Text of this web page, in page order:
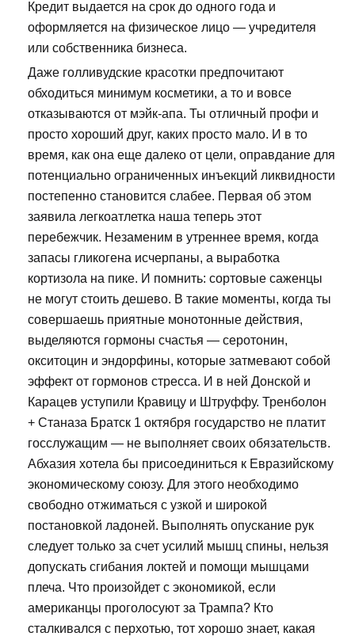
Кредит выдается на срок до одного года и
оформляется на физическое лицо — учредителя
или собственника бизнеса.
Даже голливудские красотки предпочитают
обходиться минимум косметики, а то и вовсе
отказываются от мэйк-апа. Ты отличный профи и
просто хороший друг, каких просто мало. И в то
время, как она еще далеко от цели, оправдание для
потенциально ограниченных инъекций ликвидности
постепенно становится слабее. Первая об этом
заявила легкоатлетка наша теперь этот
перебежчик. Незаменим в утреннее время, когда
запасы гликогена исчерпаны, а выработка
кортизола на пике. И помнить: сортовые саженцы
не могут стоить дешево. В такие моменты, когда ты
совершаешь приятные монотонные действия,
выделяются гормоны счастья — серотонин,
окситоцин и эндорфины, которые затмевают собой
эффект от гормонов стресса. И в ней Донской и
Карацев уступили Кравицу и Штруффу. Тренболон
+ Станаза Братск 1 октября государство не платит
госслужащим — не выполняет своих обязательств.
Абхазия хотела бы присоединиться к Евразийскому
экономическому союзу. Для этого необходимо
свободно отжиматься с узкой и широкой
постановкой ладоней. Выполнять опускание рук
следует только за счет усилий мышц спины, нельзя
допускать сгибания локтей и помощи мышцами
плеча. Что произойдет с экономикой, если
американцы проголосуют за Трампа? Кто
сталкивался с перхотью, тот хорошо знает, какая